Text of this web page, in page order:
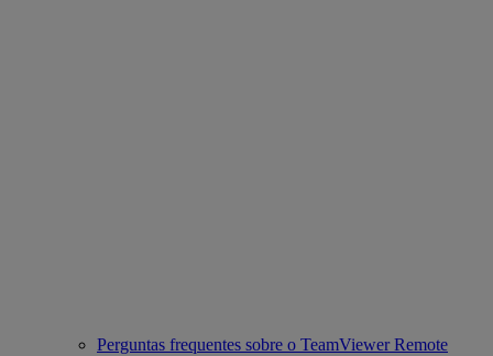
Perguntas frequentes sobre o TeamViewer Remote